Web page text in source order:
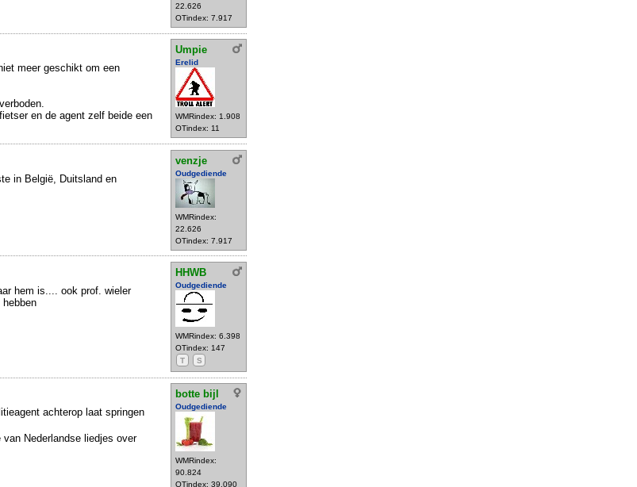
22.626
OTindex: 7.917
Umpie
Erelid
WMRindex: 1.908
OTindex: 11
meer geschikt om een
en de agent zelf beide een
venzje
Oudgediende
WMRindex:
22.626
OTindex: 7.917
in België, Duitsland en
HHWB
Oudgediende
WMRindex: 6.398
OTindex: 147
T
S
hem is.... ook prof. wieler
botte bijl
Oudgediende
WMRindex:
90.824
OTindex: 39.090
achterop laat springen
Nederlandse liedjes over